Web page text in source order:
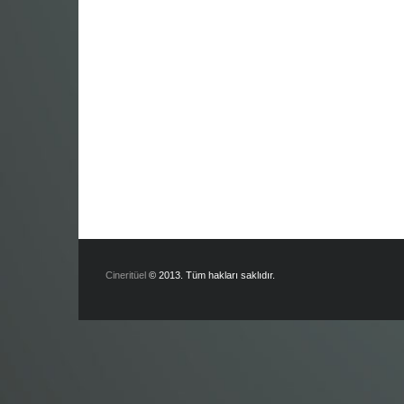
Cineritüel © 2013. Tüm hakları saklıdır.